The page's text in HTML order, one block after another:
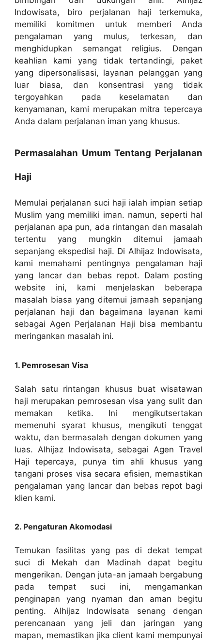
Indowisata, biro perjalanan haji terkemuka,
memiliki komitmen untuk memberi Anda
pengalaman yang mulus, terkesan, dan
menghidupkan semangat religius. Dengan
keahlian kami yang tidak tertandingi, paket
yang dipersonalisasi, layanan pelanggan yang
luar biasa, dan konsentrasi yang tidak
tergoyahkan pada keselamatan dan
kenyamanan, kami merupakan mitra tepercaya
Anda dalam perjalanan iman yang khusus.
Permasalahan Umum Tentang Perjalanan
Haji
Memulai perjalanan suci haji ialah impian setiap
Muslim yang memiliki iman. namun, seperti hal
perjalanan apa pun, ada rintangan dan masalah
tertentu yang mungkin ditemui jamaah
sepanjang ekspedisi haji. Di Alhijaz Indowisata,
kami memahami pentingnya pengalaman haji
yang lancar dan bebas repot. Dalam posting
website ini, kami menjelaskan beberapa
masalah biasa yang ditemui jamaah sepanjang
perjalanan haji dan bagaimana layanan kami
sebagai Agen Perjalanan Haji bisa membantu
meringankan masalah ini.
1. Pemrosesan Visa
Salah satu rintangan khusus buat wisatawan
haji merupakan pemrosesan visa yang sulit dan
memakan ketika. Ini mengikutsertakan
memenuhi syarat khusus, mengikuti tenggat
waktu, dan bermasalah dengan dokumen yang
luas. Alhijaz Indowisata, sebagai Agen Travel
Haji tepercaya, punya tim ahli khusus yang
tangani proses visa secara efisien, memastikan
pengalaman yang lancar dan bebas repot bagi
klien kami.
2. Pengaturan Akomodasi
Temukan fasilitas yang pas di dekat tempat
suci di Mekah dan Madinah dapat begitu
mengerikan. Dengan juta-an jamaah bergabung
pada tempat suci ini, mengamankan
penginapan yang nyaman dan aman begitu
penting. Alhijaz Indowisata senang dengan
perencanaan yang jeli dan jaringan yang
mapan, memastikan jika client kami mempunyai